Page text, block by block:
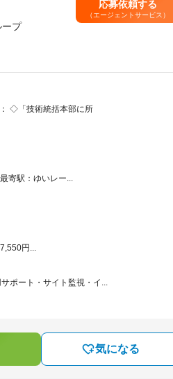
ープ
応募依頼する
（エージェントサービス）
◇「技術統括本部に所
寄駅：ゆいレー...
円...
ポート・サイト監視・イ...
気になる